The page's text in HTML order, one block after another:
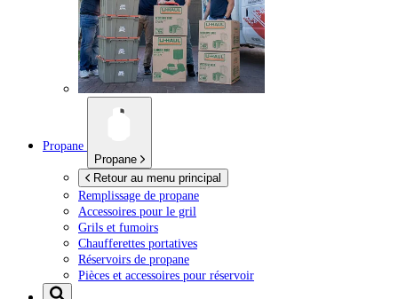
Propane
Propane
Retour au menu principal
Remplissage de propane
Accessoires pour le gril
Grils et fumoirs
Chaufferettes portatives
Réservoirs de propane
Pièces et accessoires pour réservoir